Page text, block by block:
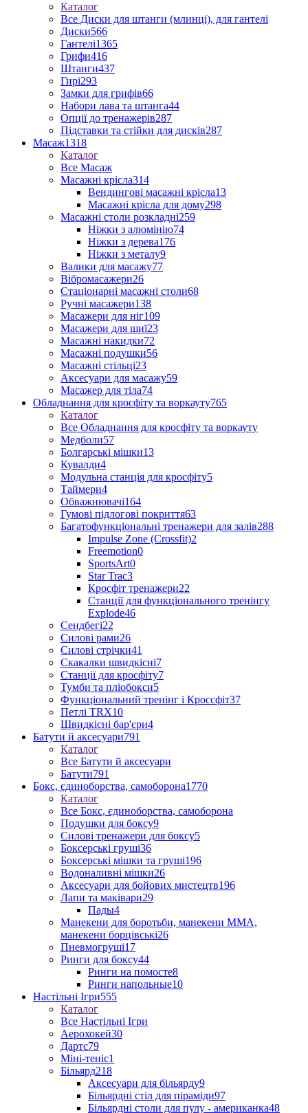
Каталог
Все Диски для штанги (млинці), для гантелі
Диски566
Гантелі1365
Грифи416
Штанги437
Гирі293
Замки для грифів66
Набори лава та штанга44
Опції до тренажерів287
Підставки та стійки для дисків287
Масаж1318
Каталог
Все Масаж
Масажні крісла314
Вендингові масажні крісла13
Масажні крісла для дому298
Масажні столи розкладні259
Ніжки з алюмінію74
Ніжки з дерева176
Ніжки з металу9
Валики для масажу77
Вібромасажери26
Стаціонарні масажні столи68
Ручні масажери138
Масажери для ніг109
Масажери для шиї23
Масажні накидки72
Масажні подушки56
Масажні стільці23
Аксесуари для масажу59
Масажер для тіла74
Обладнання для кросфіту та воркауту765
Каталог
Все Обладнання для кросфіту та воркауту
Медболи57
Болгарські мішки13
Кувалди4
Модульна станція для кросфіту5
Таймери4
Обважнювачі164
Гумові підлогові покриття63
Багатофункціональні тренажери для залів288
Impulse Zone (Crossfit)2
Freemotion0
SportsArt0
Star Trac3
Кросфіт тренажери22
Станції для функціонального тренінгу
Explode46
Сендбегі22
Силові рами26
Силові стрічки41
Скакалки швидкісні7
Станції для кросфіту7
Тумби та пліобокси5
Функціональний тренінг і Кроссфіт37
Петлі TRX10
Швидкісні бар'єри4
Батути й аксесуари791
Каталог
Все Батути й аксесуари
Батути791
Бокс, єдиноборства, самоборона1770
Каталог
Все Бокс, єдиноборства, самоборона
Подушки для боксу9
Силові тренажери для боксу5
Боксерські груші36
Боксерські мішки та груші196
Водоналивні мішки26
Аксесуари для бойових мистецтв196
Лапи та маківари29
Пады4
Манекени для боротьби, манекени ММА,
манекени борцівські26
Пневмогруші17
Ринги для боксу44
Ринги на помосте8
Ринги напольные10
Настільні Ігри555
Каталог
Все Настільні Ігри
Аерохокей30
Дартс79
Міні-теніс1
Більярд218
Аксесуари для більярду9
Більярдні стіл для піраміди97
Більярдні столи для пулу - американка48